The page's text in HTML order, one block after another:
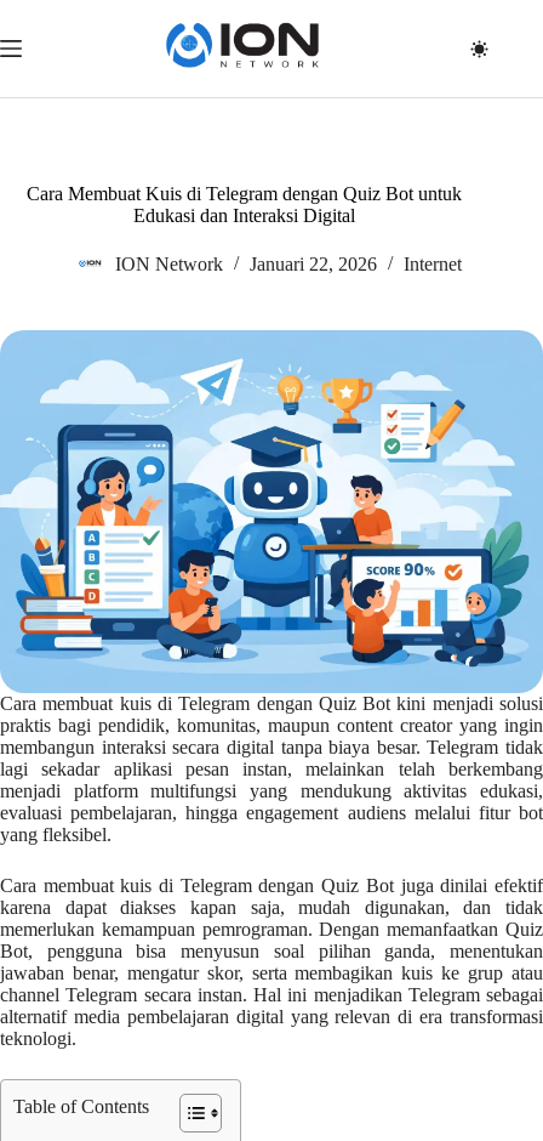
content
Cara Membuat Kuis di Telegram dengan Quiz Bot untuk
Edukasi dan Interaksi Digital
ION Network Januari 22, 2026 Internet
Cara membuat kuis di Telegram dengan Quiz Bot kini menjadi solusi
praktis bagi pendidik, komunitas, maupun content creator yang ingin
membangun interaksi secara digital tanpa biaya besar. Telegram tidak
lagi sekadar aplikasi pesan instan, melainkan telah berkembang
menjadi platform multifungsi yang mendukung aktivitas edukasi,
evaluasi pembelajaran, hingga engagement audiens melalui fitur bot
yang fleksibel.
Cara membuat kuis di Telegram dengan Quiz Bot juga dinilai efektif
karena dapat diakses kapan saja, mudah digunakan, dan tidak
memerlukan kemampuan pemrograman. Dengan memanfaatkan Quiz
Bot, pengguna bisa menyusun soal pilihan ganda, menentukan
jawaban benar, mengatur skor, serta membagikan kuis ke grup atau
channel Telegram secara instan. Hal ini menjadikan Telegram sebagai
alternatif media pembelajaran digital yang relevan di era transformasi
teknologi.
Table of Contents